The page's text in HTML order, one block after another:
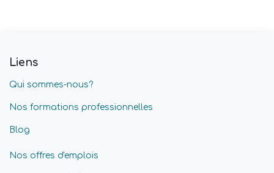
Liens
Qui sommes-nous?
Nos formations professionnelles
Blog
Nos offres d'emplois